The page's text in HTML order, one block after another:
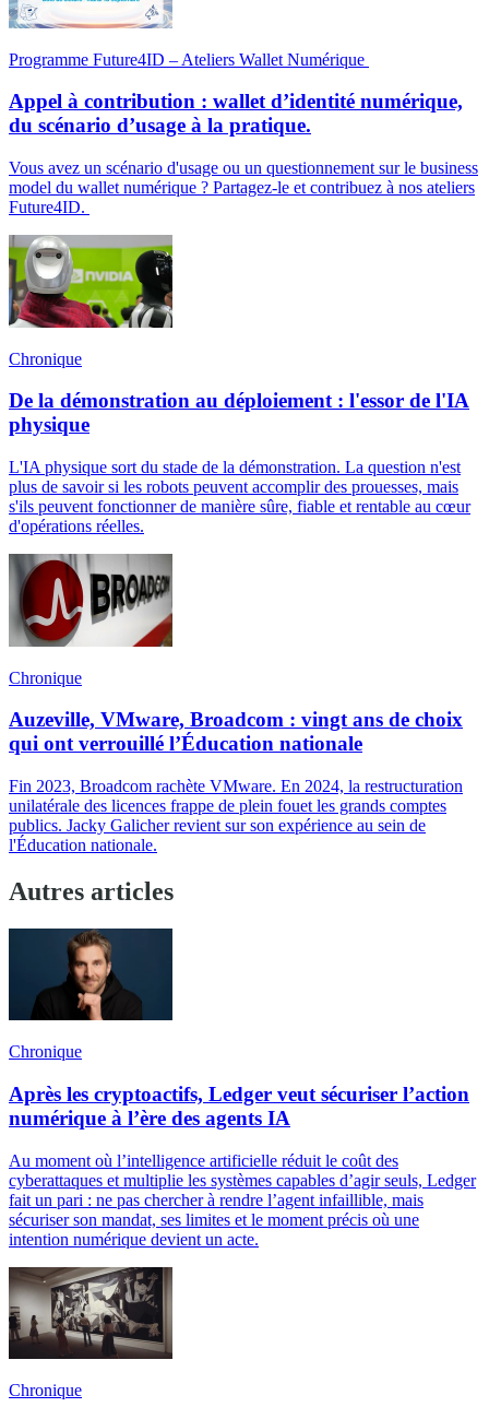
Programme Future4ID – Ateliers Wallet Numérique
Appel à contribution : wallet d’identité numérique,
du scénario d’usage à la pratique.
Vous avez un scénario d'usage ou un questionnement sur le business
model du wallet numérique ? Partagez-le et contribuez à nos ateliers
Future4ID.
Chronique
De la démonstration au déploiement : l'essor de l'IA
physique
L'IA physique sort du stade de la démonstration. La question n'est
plus de savoir si les robots peuvent accomplir des prouesses, mais
s'ils peuvent fonctionner de manière sûre, fiable et rentable au cœur
d'opérations réelles.
Chronique
Auzeville, VMware, Broadcom : vingt ans de choix
qui ont verrouillé l’Éducation nationale
Fin 2023, Broadcom rachète VMware. En 2024, la restructuration
unilatérale des licences frappe de plein fouet les grands comptes
publics. Jacky Galicher revient sur son expérience au sein de
l'Éducation nationale.
Autres articles
Chronique
Après les cryptoactifs, Ledger veut sécuriser l’action
numérique à l’ère des agents IA
Au moment où l’intelligence artificielle réduit le coût des
cyberattaques et multiplie les systèmes capables d’agir seuls, Ledger
fait un pari : ne pas chercher à rendre l’agent infaillible, mais
sécuriser son mandat, ses limites et le moment précis où une
intention numérique devient un acte.
Chronique